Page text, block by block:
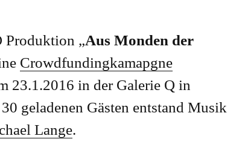
Produktion „Aus Monden der
Crowdfundingkamapgne
23.1.2016 in der Galerie Q in
geladenen Gästen entstand Musik
Lange.